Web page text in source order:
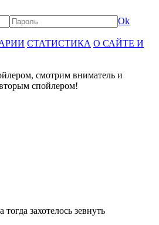
Ok
СТАТИСТИКА О САЙТЕ И
смотрим вниматель и
спойлером!
захотелось зевнуть